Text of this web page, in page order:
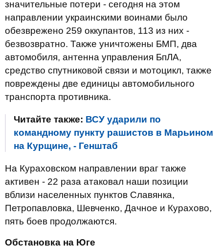
значительные потери - сегодня на этом
направлении украинскими воинами было
обезврежено 259 оккупантов, 113 из них -
безвозвратно. Также уничтожены БМП, два
автомобиля, антенна управления БпЛА,
средство спутниковой связи и мотоцикл, также
повреждены две единицы автомобильного
транспорта противника.
Читайте также: ВСУ ударили по
командному пункту рашистов в Марьином
на Курщине, - Генштаб
На Кураховском направлении враг также
активен - 22 раза атаковал наши позиции
вблизи населенных пунктов Славянка,
Петропавловка, Шевченко, Дачное и Курахово,
пять боев продолжаются.
Обстановка на Юге